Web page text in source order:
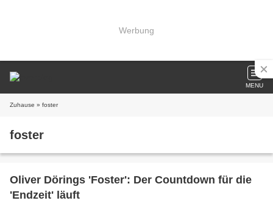
Werbung
MENU
Zuhause » foster
foster
Oliver Dörings 'Foster': Der Countdown für die
'Endzeit' läuft